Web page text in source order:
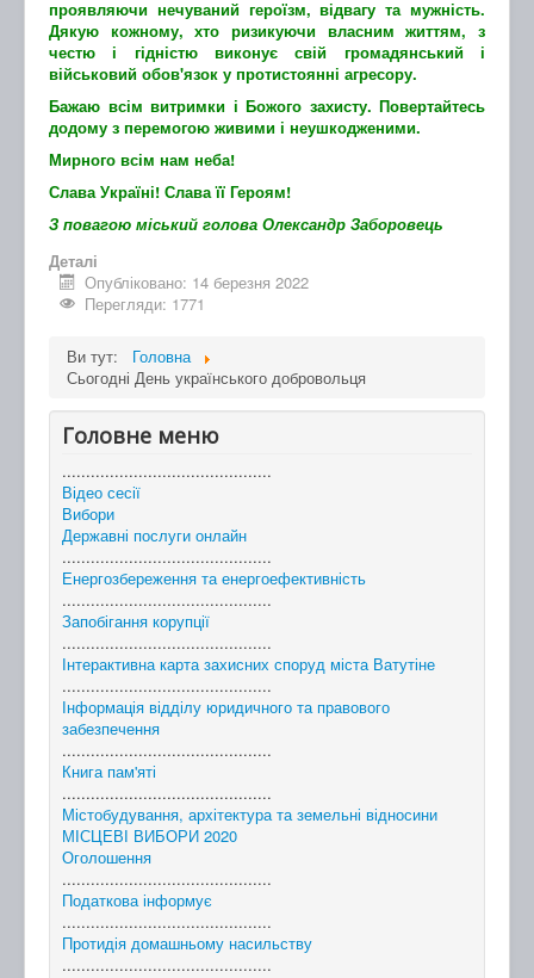
проявляючи нечуваний героїзм, відвагу та мужність.
Дякую кожному, хто ризикуючи власним життям, з
честю і гідністю виконує свій громадянський і
військовий обов'язок у протистоянні агресору.
Бажаю всім витримки і Божого захисту. Повертайтесь
додому з перемогою живими і неушкодженими.
Мирного всім нам неба!
Слава Україні! Слава її Героям!
З повагою міський голова Олександр Заборовець
Деталі
Опубліковано: 14 березня 2022
Перегляди: 1771
Ви тут:
Головна
Сьогодні День українського добровольця
Головне меню
............................................
Відео сесії
Вибори
Державні послуги онлайн
............................................
Енергозбереження та енергоефективність
............................................
Запобігання корупції
............................................
Інтерактивна карта захисних споруд міста Ватутіне
............................................
Інформація відділу юридичного та правового
забезпечення
............................................
Книга пам'яті
............................................
Містобудування, архітектура та земельні відносини
МІСЦЕВІ ВИБОРИ 2020
Оголошення
............................................
Податкова інформує
............................................
Протидія домашньому насильству
............................................